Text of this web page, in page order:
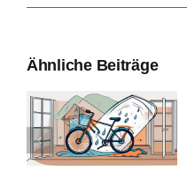
Ähnliche Beiträge